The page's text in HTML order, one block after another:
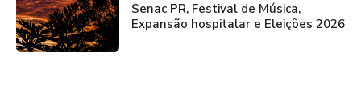
Senac PR, Festival de Música,
Expansão hospitalar e Eleições 2026